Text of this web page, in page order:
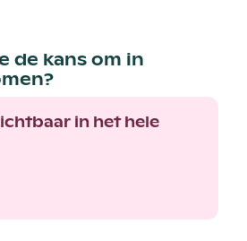
de kans om in
in het hele